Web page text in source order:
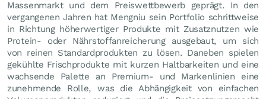
Massenmarkt und dem Preiswettbewerb geprägt. In den
vergangenen Jahren hat Mengniu sein Portfolio schrittweise
in Richtung höherwertiger Produkte mit Zusatznutzen wie
Protein- oder Nährstoffanreicherung ausgebaut, um sich
von reinen Standardprodukten zu lösen. Daneben spielen
gekühlte Frischprodukte mit kurzen Haltbarkeiten und eine
wachsende Palette an Premium- und Markenlinien eine
zunehmende Rolle, was die Abhängigkeit von einfachen